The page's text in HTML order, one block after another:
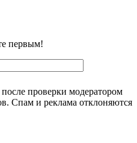
первым!
проверки модератором
Спам и реклама отклоняются